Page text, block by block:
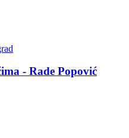
- Rade Popović